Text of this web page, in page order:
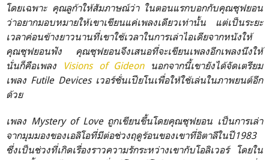
โดยเฉพาะ คุณลูก้าให้สัมภาษณ์ว่า ในตอนแรกบอกกับคุณซุฟยอน
ว่าอยากมอบหมายให้เขาเขียนแค่เพลงเดียวเท่านั้น แต่เป็นระยะ
เวลาค่อนข้างยาวนานที่เขาใช้เวลาในการเล่าไอเดียจากหนังให้
คุณซุฟยอนฟัง คุณซุฟยอนจึงเสนอที่จะเขียนเพลงอีกเพลงนึงให้
นั่นก็คือเพลง
Visions of Gideonนอกจากนี้เขายังได้จัดเตรียม
เพลง Futile Devices เวอร์ชั่นเปียโนเพื่อให้ใช้เล่นในภาพยนต์อีก
ด้วย
เพลง Mystery of Love ถูกเขียนขึ้นโดยคุณซุฟยอน เป็นการเล่า
จากมุมมองของเอลิโอที่มีต่อช่วงฤดูร้อนของเขาที่อิตาลีในปี1983
ซึ่งเป็นช่วงที่เกิดเรื่องราวความรักระหว่างเขากับโอลิเวอร์ โดยใน